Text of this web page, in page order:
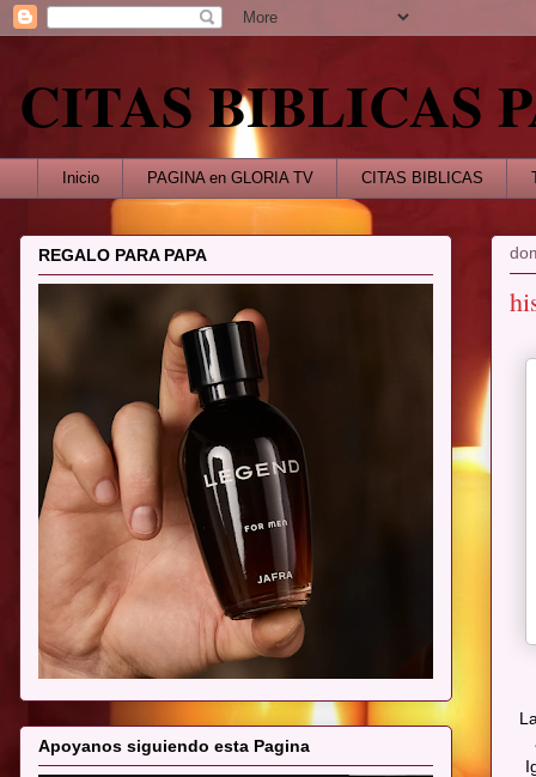
CITAS BIBLICAS
Inicio PAGINA en GLORIA TV CITAS BIBLICAS
REGALO PARA PAPA
Apoyanos siguiendo esta Pagina